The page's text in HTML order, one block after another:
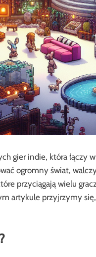
gier indie, która łączy
ogromny świat,
przyciągają wielu
artykule przyjrzymy